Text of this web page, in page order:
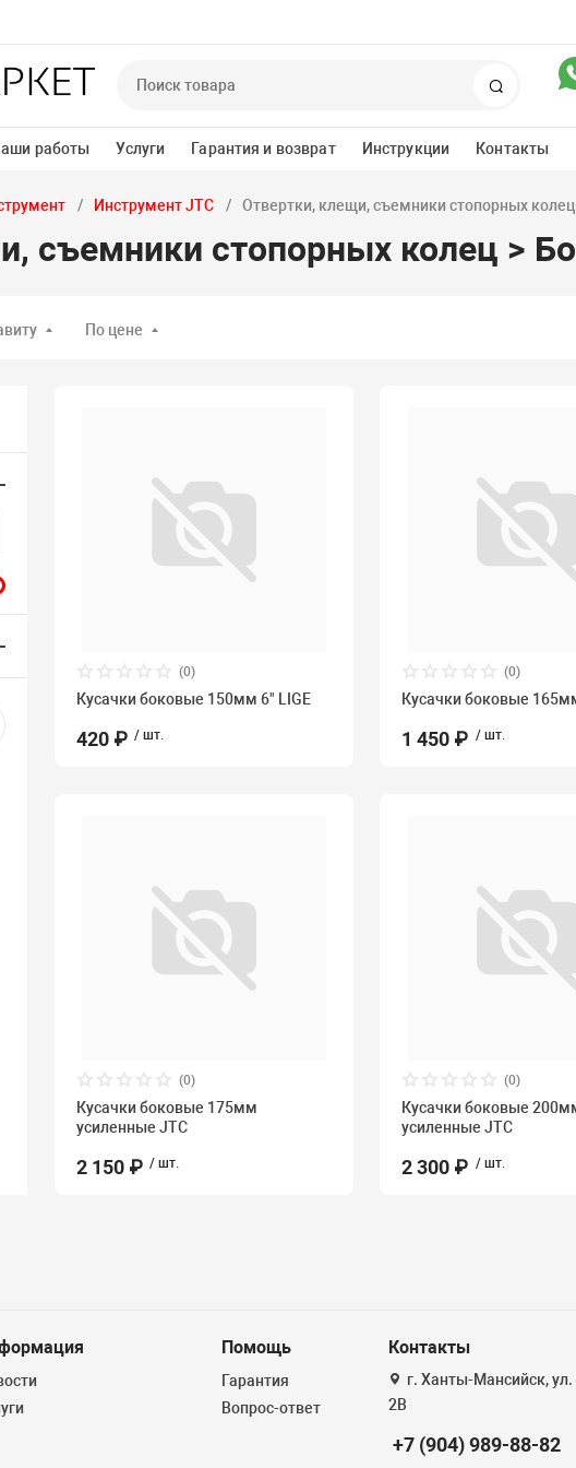
Поиск
работы Услуги Гарантия и возврат Инструкции Контакты
Инструмент JTC Отвертки, клещи, съемники стопорных
съемники стопорных колец >
По цене
(0)
Кусачки боковые 150мм 6" LIGE
420 ₽ / шт.
(0)
Кусачки боковые
1 450 ₽ / шт.
(0)
Кусачки боковые 175мм
усиленные JTC
2 150 ₽ / шт.
(0)
Кусачки боковые
усиленные JTC
2 300 ₽ / шт.
Помощь
Гарантия
Вопрос-ответ
Контакты
г. Ханты-Мансийск,
2В
+7 (904) 989-88-82